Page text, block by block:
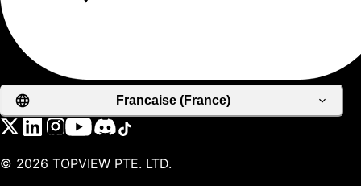
Francaise (France)
© 2026 TOPVIEW PTE. LTD.